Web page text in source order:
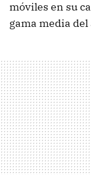
móviles en su
gama media del